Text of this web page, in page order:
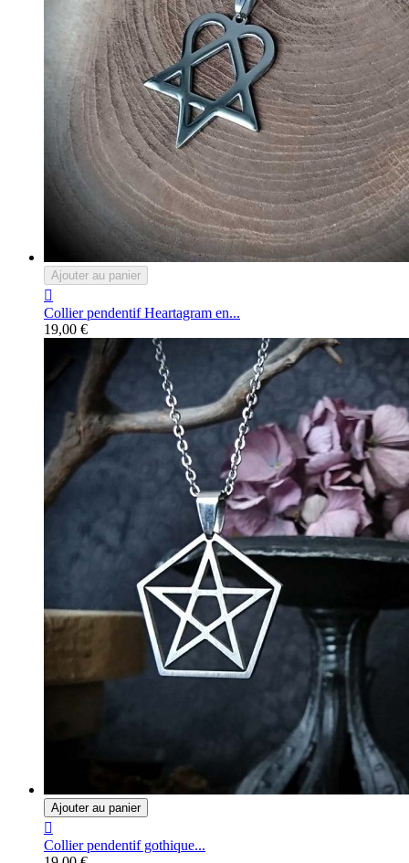
Ajouter au panier

Collier pendentif Heartagram en...
19,00 €
Ajouter au panier

Collier pendentif gothique...